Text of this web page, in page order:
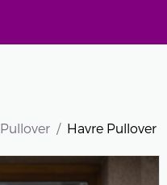
Pullover Havre Pullover